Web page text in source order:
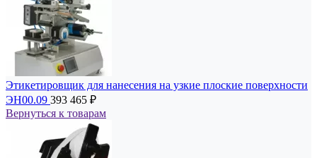
Этикетировщик для нанесения на узкие плоские поверхности
ЭН00.09 393 465 ₽
Вернуться к товарам